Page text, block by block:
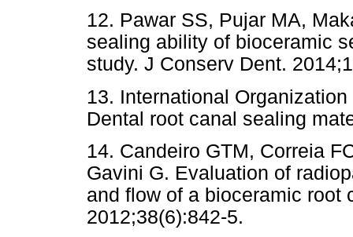
12. Pawar SS, Pujar MA,
sealing ability of bioceramic
study. J Conserv Dent.
13. International
Dental root canal sealing
14. Candeiro GTM, Correia
Gavini G. Evaluation of
and flow of a bioceramic root
2012;38(6):842-5.